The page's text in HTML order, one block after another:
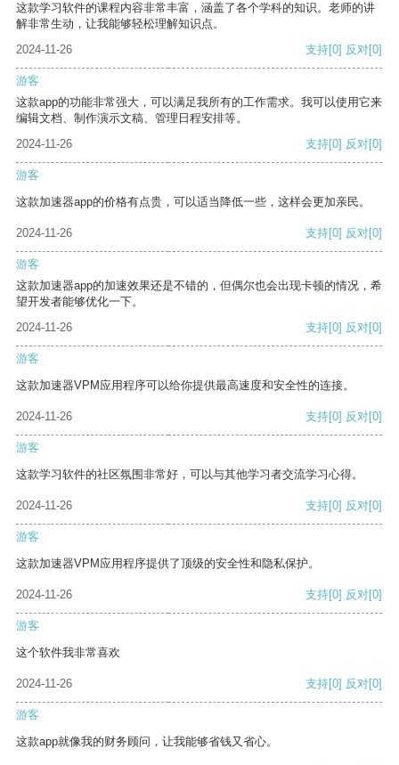
这款学习软件的课程内容非常丰富，涵盖了各个学科的知识。老师的讲
解非常生动，让我能够轻松理解知识点。
2024-11-26
支持[0] 反对[0]
游客
这款app的功能非常强大，可以满足我所有的工作需求。我可以使用它来
编辑文档、制作演示文稿、管理日程安排等。
2024-11-26
支持[0] 反对[0]
游客
这款加速器app的价格有点贵，可以适当降低一些，这样会更加亲民。
2024-11-26 支持[0] 反对[0]
游客
这款加速器app的加速效果还是不错的，但偶尔也会出现卡顿的情况，希
望开发者能够优化一下。
2024-11-26
支持[0] 反对[0]
游客
这款加速器VPM应用程序可以给你提供最高速度和安全性的连接。
2024-11-26 支持[0] 反对[0]
游客
这款学习软件的社区氛围非常好，可以与其他学习者交流学习心得。
2024-11-26 支持[0] 反对[0]
游客
这款加速器VPM应用程序提供了顶级的安全性和隐私保护。
2024-11-26 支持[0] 反对[0]
游客
这个软件我非常喜欢
2024-11-26 支持[0] 反对[0]
游客
这款app就像我的财务顾问，让我能够省钱又省心。